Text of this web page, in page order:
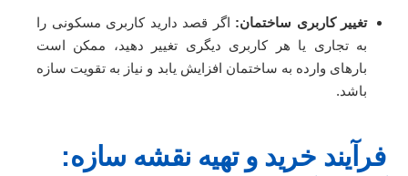
تغییر کاربری ساختمان: اگر قصد دارید کاربری مسکونی را
به تجاری یا هر کاربری دیگری تغییر دهید، ممکن است
بارهای وارده به ساختمان افزایش یابد و نیاز به تقویت سازه
باشد.
فرآیند خرید و تهیه نقشه سازه: